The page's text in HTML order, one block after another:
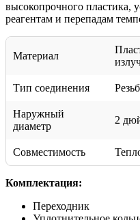
высокопрочного пластика,
реагентам и перепадам
Материал
Тип соединения
Наружный
диаметр
2
Совместимость
Комплектация:
Переходник